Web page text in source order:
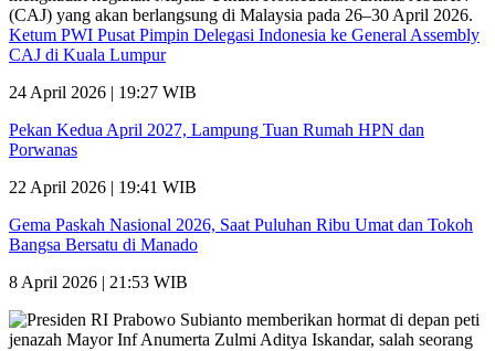
Ketum PWI Pusat Pimpin Delegasi Indonesia ke General Assembly
CAJ di Kuala Lumpur
24 April 2026 | 19:27 WIB
Pekan Kedua April 2027, Lampung Tuan Rumah HPN dan
Porwanas
22 April 2026 | 19:41 WIB
Gema Paskah Nasional 2026, Saat Puluhan Ribu Umat dan Tokoh
Bangsa Bersatu di Manado
8 April 2026 | 21:53 WIB